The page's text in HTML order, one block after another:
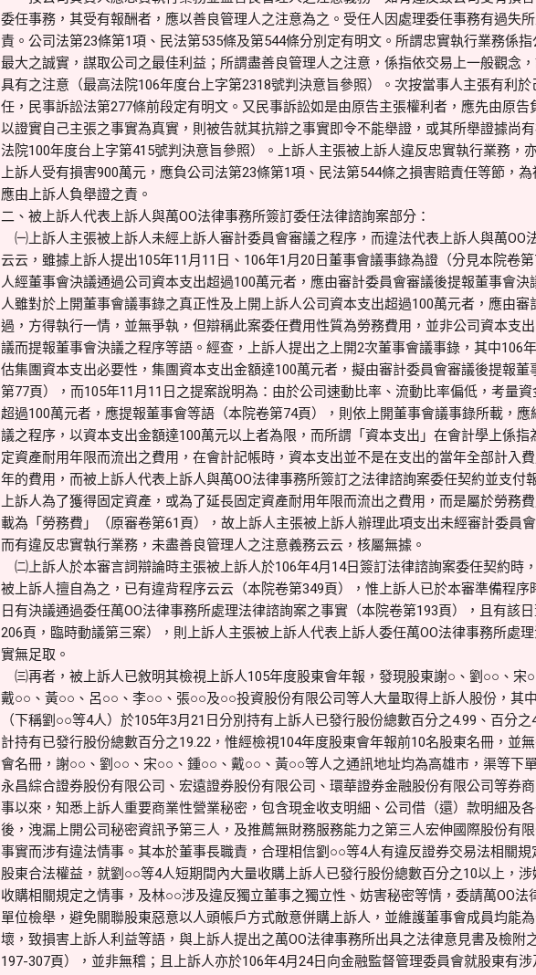
委任事務，其受有報酬者，應以善良管理人之注意為之。受任人因處理委任事務有過失
責。公司法第23條第1項、民法第535條及第544條分別定有明文。所謂忠實執行業務係
最大之誠實，謀取公司之最佳利益；所謂盡善良管理人之注意，係指依交易上一般觀念
具有之注意（最高法院106年度台上字第2318號判決意旨參照）。次按當事人主張有利
任，民事訴訟法第277條前段定有明文。又民事訴訟如是由原告主張權利者，應先由原告
以證實自己主張之事實為真實，則被告就其抗辯之事實即令不能舉證，或其所舉證據尚
法院100年度台上字第415號判決意旨參照）。上訴人主張被上訴人違反忠實執行業務，
上訴人受有損害900萬元，應負公司法第23條第1項、民法第544條之損害賠責任等節，
應由上訴人負舉證之責。
二、被上訴人代表上訴人與萬OO法律事務所簽訂委任法律諮詢案部分：
㈠上訴人主張被上訴人未經上訴人審計委員會審議之程序，而違法代表上訴人與萬OO
云云，雖據上訴人提出105年11月11日、106年1月20日董事會議事錄為證（分見本院卷
人經董事會決議通過公司資本支出超過100萬元者，應由審計委員會審議後提報董事會
人雖對於上開董事會議事錄之真正性及上開上訴人公司資本支出超過100萬元者，應由
過，方得執行一情，並無爭執，但辯稱此案委任費用性質為勞務費用，並非公司資本支
議而提報董事會決議之程序等語。經查，上訴人提出之上開2次董事會議事錄，其中106
估集團資本支出必要性，集團資本支出金額達100萬元者，擬由審計委員會審議後提報
第77頁），而105年11月11日之提案說明為：由於公司速動比率、流動比率偏低，考量
超過100萬元者，應提報董事會等語（本院卷第74頁），則依上開董事會議事錄所載，
議之程序，以資本支出金額達100萬元以上者為限，而所謂「資本支出」在會計學上係
定資產耐用年限而流出之費用，在會計記帳時，資本支出並不是在支出的當年全部計入
年的費用，而被上訴人代表上訴人與萬OO法律事務所簽訂之法律諮詢案委任契約並支付
上訴人為了獲得固定資產，或為了延長固定資產耐用年限而流出之費用，而是屬於勞務
載為「勞務費」（原審卷第61頁），故上訴人主張被上訴人辦理此項支出未經審計委員
而有違反忠實執行業務，未盡善良管理人之注意義務云云，核屬無據。
㈡上訴人於本審言詞辯論時主張被上訴人於106年4月14日簽訂法律諮詢案委任契約時
被上訴人擅自為之，已有違背程序云云（本院卷第349頁），惟上訴人已於本審準備程
日有決議通過委任萬OO法律事務所處理法律諮詢案之事實（本院卷第193頁），且有該
206頁，臨時動議第三案），則上訴人主張被上訴人代表上訴人委任萬OO法律事務所處
實無足取。
㈢再者，被上訴人已敘明其檢視上訴人105年度股東會年報，發現股東謝○、劉○○、宋
戴○○、黃○○、呂○○、李○○、張○○及○○投資股份有限公司等人大量取得上訴人股份，其
（下稱劉○○等4人）於105年3月21日分別持有上訴人已發行股份總數百分之4.99、百分
計持有已發行股份總數百分之19.22，惟經檢視104年度股東會年報前10名股東名冊，並
會名冊，謝○○、劉○○、宋○○、鍾○○、戴○○、黃○○等人之通訊地址均為高雄市，渠等下
永昌綜合證券股份有限公司、宏遠證券股份有限公司、環華證券金融股份有限公司等券
事以來，知悉上訴人重要商業性營業秘密，包含現金收支明細、公司借（還）款明細及
後，洩漏上開公司秘密資訊予第三人，及推薦無財務服務能力之第三人宏伸國際股份有
事實而涉有違法情事。其本於董事長職責，合理相信劉○○等4人有違反證券交易法相關
股東合法權益，就劉○○等4人短期間內大量收購上訴人已發行股份總數百分之10以上，
收購相關規定之情事，及林○○涉及違反獨立董事之獨立性、妨害秘密等情，委請萬OO法
單位檢舉，避免關聯股東惡意以人頭帳戶方式敵意併購上訴人，並維護董事會成員均能
壞，致損害上訴人利益等語，與上訴人提出之萬OO法律事務所出具之法律意見書及檢附
197-307頁），並非無稽；且上訴人亦於106年4月24日向金融監督管理委員會就股東有